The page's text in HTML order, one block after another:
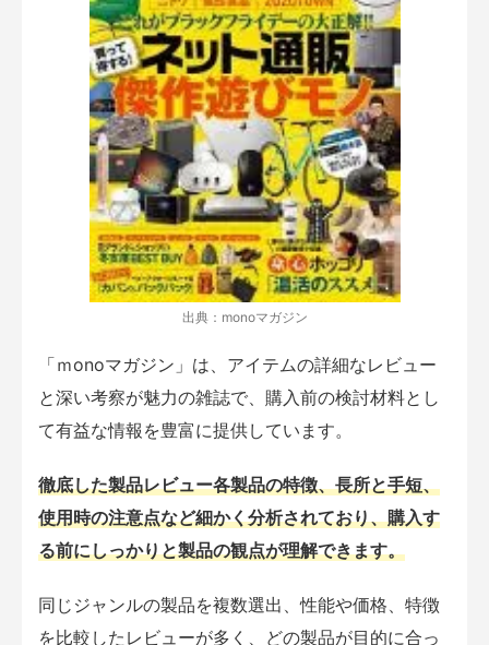
出典：monoマガジン
「ｍonoマガジン」は、アイテムの詳細なレビュー
と深い考察が魅力の雑誌で、購入前の検討材料とし
て有益な情報を豊富に提供しています。
徹底した製品レビュー各製品の特徴、長所と手短、
使用時の注意点など細かく分析されており、購入す
る前にしっかりと製品の観点が理解できます。
同じジャンルの製品を複数選出、性能や価格、特徴
を比較したレビューが多く、どの製品が目的に合っ